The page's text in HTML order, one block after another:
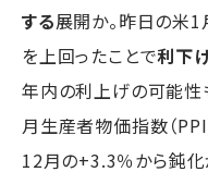
する展開か。昨日の米
を上回ったことで利下
年内の利上げの可能性
月生産者物価指数（
12月の+3.3％から鈍化